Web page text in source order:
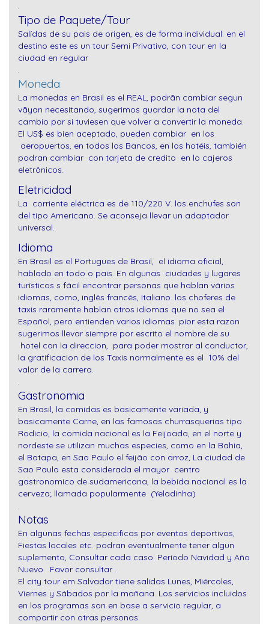
.
Tipo de Paquete/Tour
Salídas de su pais de origen, es de forma individual. en el
destino este es un tour Semi Privativo, con tour en la
ciudad en regular
.
Moneda
La monedas en Brasil es el REAL, podrãn cambiar segun
vãyan necesitando, sugerimos guardar la nota del
cambio por si tuviesen que volver a convertir la moneda.
El US$ es bien aceptado, pueden cambiar en los
aeropuertos, en todos los Bancos, en los hotéis, también
podran cambiar con tarjeta de credito en lo cajeros
eletrônicos.
Eletricidad
La corriente eléctrica es de 110/220 V. los enchufes son
del tipo Americano. Se aconseja llevar un adaptador
universal.
Idioma
En Brasil es el Portugues de Brasil, el idioma oficial,
hablado en todo o pais. En algunas ciudades y lugares
turísticos s fácil encontrar personas que hablan vários
idiomas, como, inglês francês, Italiano. los choferes de
taxis raramente hablan otros idiomas que no sea el
Español, pero entienden varios idiomas. pior esta razon
sugerimos llevar siempre por escrito el nombre de su
hotel con la direccion, para poder mostrar al conductor,
la gratificacion de los Taxis normalmente es el 10% del
valor de la carrera.
.
Gastronomia
En Brasil, la comidas es basicamente variada, y
basicamente Carne, en las famosas churrasquerias tipo
Rodicio, la comida nacional es la Feijoada, en el norte y
nordeste se utilizan muchas especies, como en la Bahia,
el Batapa, en Sao Paulo el feijão con arroz, La ciudad de
Sao Paulo esta considerada el mayor centro
gastronomico de sudamericana, la bebida nacional es la
cerveza; llamada popularmente (Yeladinha)
.
Notas
En algunas fechas especificas por eventos deportivos,
Fiestas locales etc. podran eventualmente tener algun
suplemento, Consultar cada caso. Período Navidad y Año
Nuevo. Favor consultar .
El city tour em Salvador tiene salidas Lunes, Miércoles,
Viernes y Sábados por la mañana. Los servicios incluidos
en los programas son en base a servicio regular, a
compartir con otras personas.